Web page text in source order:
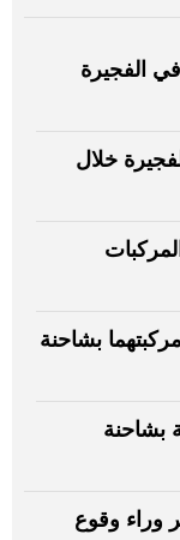
الفجيرة
في الفجيرة خلال
بشاحنة
بشاحنة
وراء وقوع